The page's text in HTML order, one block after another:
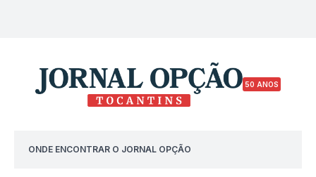
50 ANOS
ONDE ENCONTRAR O JORNAL OPÇÃO